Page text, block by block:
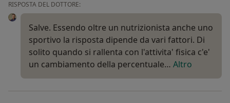
RISPOSTA DEL DOTTORE:
Salve. Essendo oltre un nutrizionista anche uno
sportivo la risposta dipende da vari fattori. Di
solito quando si rallenta con l'attivita' fisica c'e'
un cambiamento della percentuale… Altro